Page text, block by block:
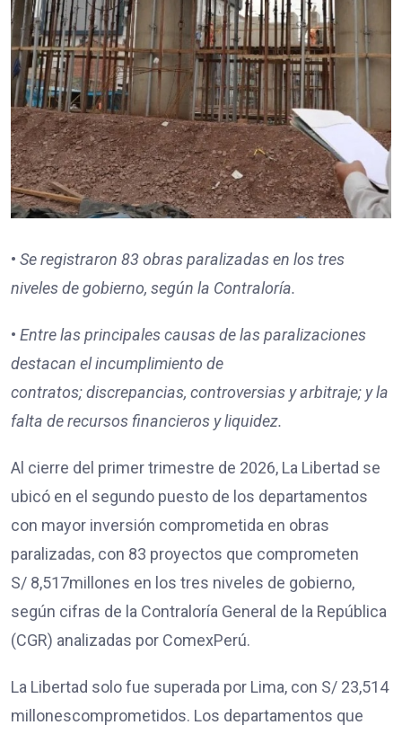
• Se registraron 83 obras paralizadas en los tres
niveles de gobierno, según la Contraloría.
• Entre las principales causas de las paralizaciones
destacan el incumplimiento de
contratos;discrepancias, controversias y arbitraje; yla
falta de recursos financieros y liquidez.
Al cierre del primer trimestre de 2026, La Libertad se
ubicó en el segundo puesto de los departamentos
con mayor inversión comprometida en obras
paralizadas, con 83 proyectos que comprometen
S/ 8,517millones en los tres niveles de gobierno,
según cifras de la Contraloría General de la República
(CGR) analizadas por ComexPerú.
La Libertad solo fue superada por Lima, con S/ 23,514
millonescomprometidos. Los departamentos que